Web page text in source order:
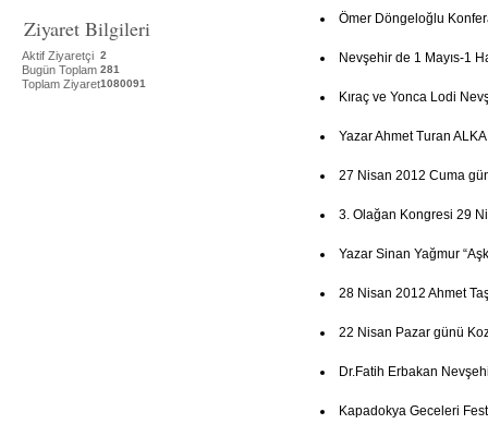
Ziyaret Bilgileri
Aktif Ziyaretçi 2
Bugün Toplam 281
Toplam Ziyaret1080091
Ömer Döngeloğlu
Nevşehir de 1 Mayıs-1
Kıraç ve Yonca Lodi
Yazar Ahmet Turan
27 Nisan 2012 Cuma
3. Olağan Kongresi 29
Yazar Sinan Yağmur
28 Nisan 2012 Ahmet
22 Nisan Pazar günü
Dr.Fatih Erbakan
Kapadokya Geceleri